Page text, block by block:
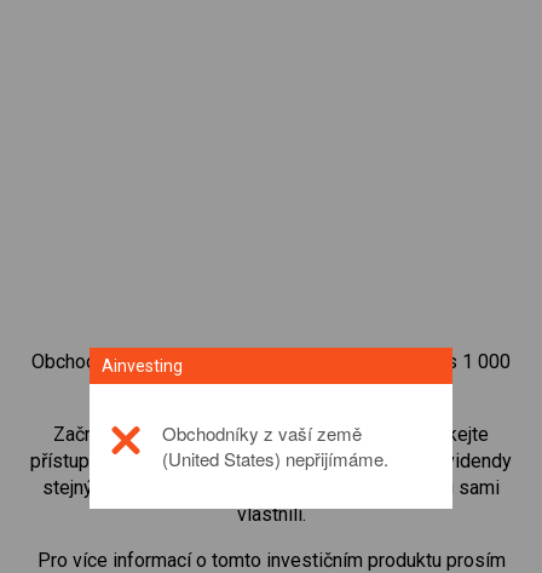
Obchodujte na obchodní platformě Ainvesting přes 1 000
mezinárodních akcií.
Začněte obchodovat CFD naWesfarmers
. Získejte
přístup ke kurzům v reálném čase a dostávejte dividendy
stejným způsobem, jako kdybyste akcie opravdu sami
vlastnili.
Pro více informací o tomto investičním produktu prosím
Ainvesting
Obchodníky z vaší země
(United States) nepřijímáme.